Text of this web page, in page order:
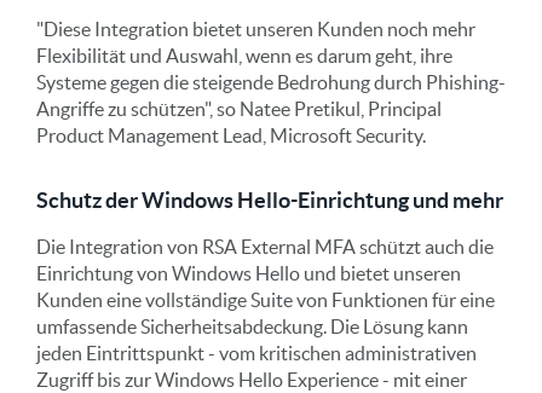
"Diese Integration bietet unseren Kunden noch mehr
Flexibilität und Auswahl, wenn es darum geht, ihre
Systeme gegen die steigende Bedrohung durch Phishing-
Angriffe zu schützen", so Natee Pretikul, Principal
Product Management Lead, Microsoft Security.
Schutz der Windows Hello-Einrichtung und mehr
Die Integration von RSA External MFA schützt auch die
Einrichtung von Windows Hello und bietet unseren
Kunden eine vollständige Suite von Funktionen für eine
umfassende Sicherheitsabdeckung. Die Lösung kann
jeden Eintrittspunkt - vom kritischen administrativen
Zugriff bis zur Windows Hello Experience - mit einer